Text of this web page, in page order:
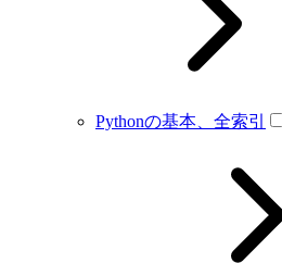
Pythonの基本、全索引